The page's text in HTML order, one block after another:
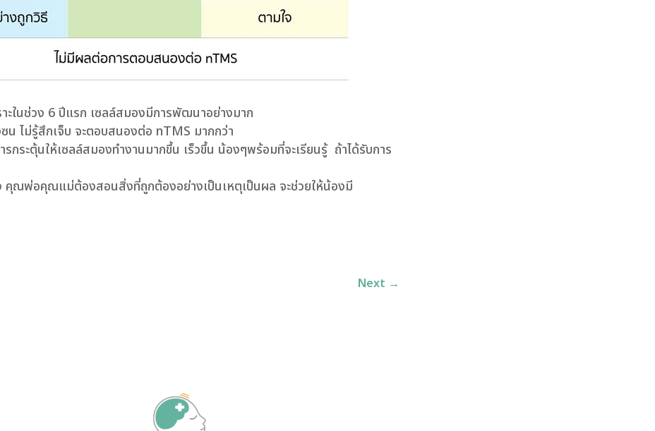
ะในช่วง 6 ปีแรก เซลล์สมองมีการพัฒนาอย่างมาก
ไม่รู้สึกเจ็บ จะตอบสนองต่อ nTMS มากกว่า
ระตุ้นให้เซลล์สมองทำงานมากขึ้น เร็วขึ้น น้องๆพร้อมที่จะเรียนรู้ ถ้าได้รับการ
คุณพ่อคุณแม่ต้องสอนสิ่งที่ถูกต้องอย่างเป็นเหตุเป็นผล จะช่วยให้น้องมี
Next →